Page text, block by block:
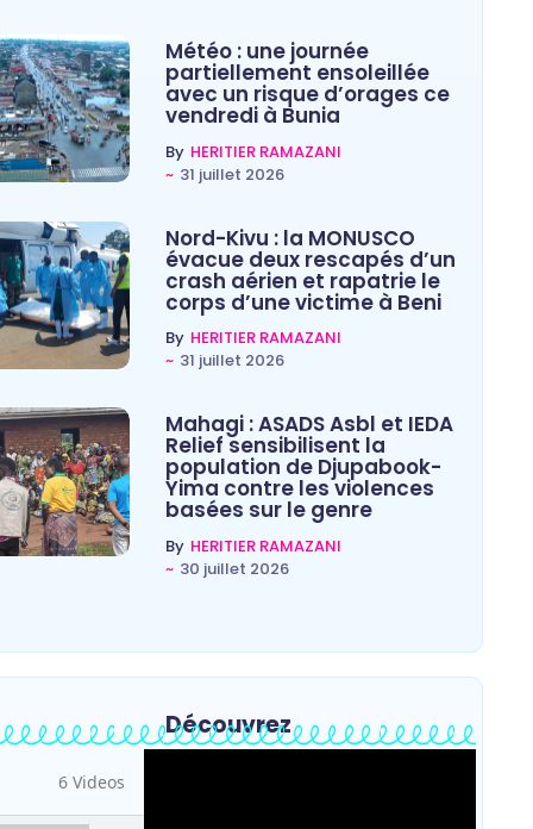
Météo : une journée
partiellement ensoleillée
avec un risque d’orages ce
vendredi à Bunia
By HERITIER RAMAZANI
~ 31 juillet 2026
Nord-Kivu : la MONUSCO
évacue deux rescapés d’un
crash aérien et rapatrie le
corps d’une victime à Beni
By HERITIER RAMAZANI
~ 31 juillet 2026
Mahagi : ASADS Asbl et IEDA
Relief sensibilisent la
population de Djupabook-
Yima contre les violences
basées sur le genre
By HERITIER RAMAZANI
~ 30 juillet 2026
Découvrez
6 Videos